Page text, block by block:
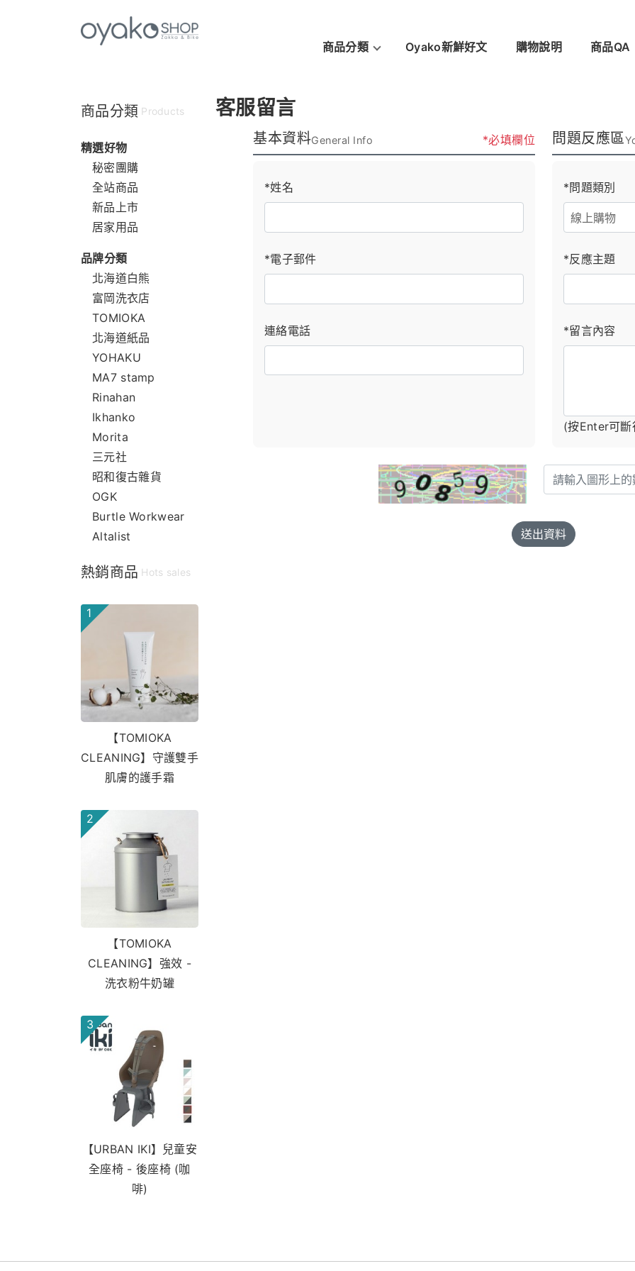
商品分類 Oyako新鮮好文 購物說明 商品QA
商品分類 Products
精選好物
秘密團購
全站商品
新品上市
居家用品
品牌分類
北海道白熊
富岡洗衣店
TOMIOKA
北海道紙品
YOHAKU
MA7 stamp
Rinahan
Ikhanko
Morita
三元社
昭和復古雜貨
OGK
Burtle Workwear
Altalist
熱銷商品 Hots sales
1
【TOMIOKA
CLEANING】守護雙手
肌膚的護手霜
2
【TOMIOKA
CLEANING】強效 -
洗衣粉牛奶罐
3
【URBAN IKI】兒童安
全座椅 - 後座椅 (咖
啡)
客服留言
基本資料General Info *必填欄位
*姓名
*電子郵件
連絡電話
問題反應區
*問題類別
*反應主題
*留言內容
(按Enter可斷
送出資料